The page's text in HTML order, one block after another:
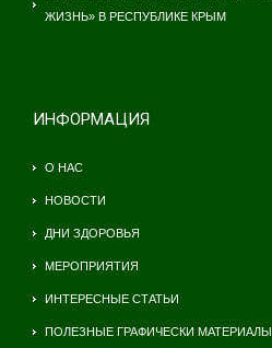
ЖИЗНЬ» В РЕСПУБЛИКЕ КРЫМ
ИНФОРМАЦИЯ
О НАС
НОВОСТИ
ДНИ ЗДОРОВЬЯ
МЕРОПРИЯТИЯ
ИНТЕРЕСНЫЕ СТАТЬИ
ПОЛЕЗНЫЕ ГРАФИЧЕСКИ МАТЕРИАЛЫ